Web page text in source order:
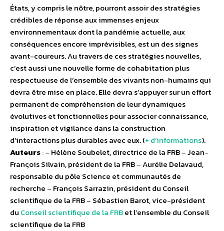
États, y compris le nôtre, pourront assoir des stratégies
crédibles de réponse aux immenses enjeux
environnementaux dont la pandémie actuelle, aux
conséquences encore imprévisibles, est un des signes
avant-coureurs. Au travers de ces stratégies nouvelles,
c’est aussi une nouvelle forme de cohabitation plus
respectueuse de l’ensemble des vivants non-humains qui
devra être mise en place. Elle devra s’appuyer sur un effort
permanent de compréhension de leur dynamiques
évolutives et fonctionnelles pour associer connaissance,
inspiration et vigilance dans la construction
d’interactions plus durables avec eux. (+ d’informations).
Auteurs: – Hélène Soubelet, directrice de la FRB – Jean-
François Silvain, président de la FRB – Aurélie Delavaud,
responsable du pôle Science et communautés de
recherche – François Sarrazin, président du Conseil
scientifique de la FRB – Sébastien Barot, vice-président
du Conseil scientifique de la FRBet l’ensemble du Conseil
scientifique de la FRB